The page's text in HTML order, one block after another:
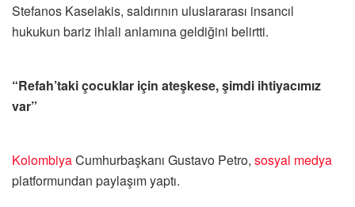
Stefanos Kaselakis, saldırının uluslararası insancıl
hukukun bariz ihlali anlamına geldiğini belirtti.
“Refah’taki çocuklar için ateşkese, şimdi ihtiyacımız
var”
KolombiyaCumhurbaşkanı Gustavo Petro, sosyal medya
platformundan paylaşım yaptı.